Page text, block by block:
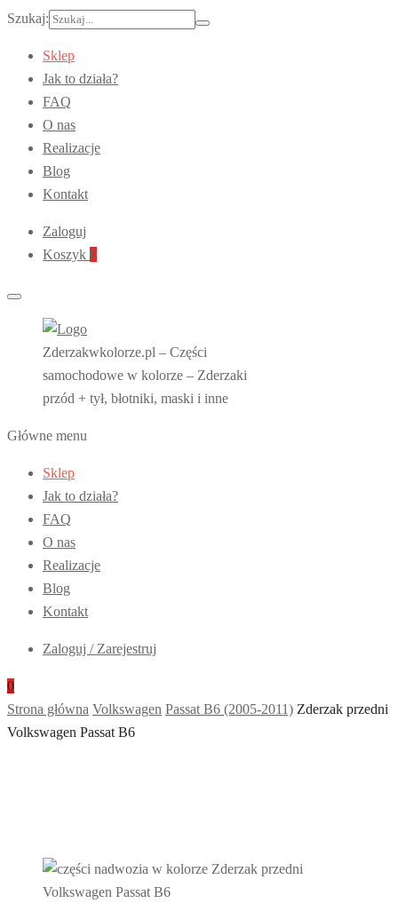
Szukaj:
Sklep
Jak to działa?
FAQ
O nas
Realizacje
Blog
Kontakt
Zaloguj
Koszyk 0
Zderzakwkolorze.pl – Części
samochodowe w kolorze – Zderzaki
przód + tył, błotniki, maski i inne
Główne menu
Sklep
Jak to działa?
FAQ
O nas
Realizacje
Blog
Kontakt
Zaloguj / Zarejestruj
0
Strona główna Volkswagen Passat B6 (2005-2011) Zderzak przedni
Volkswagen Passat B6